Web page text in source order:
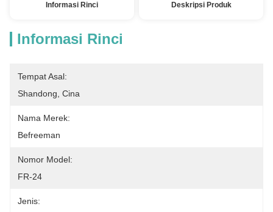
Informasi Rinci Deskripsi Produk
Informasi Rinci
Tempat Asal:
Shandong, Cina
Nama Merek:
Befreeman
Nomor Model:
FR-24
Jenis: